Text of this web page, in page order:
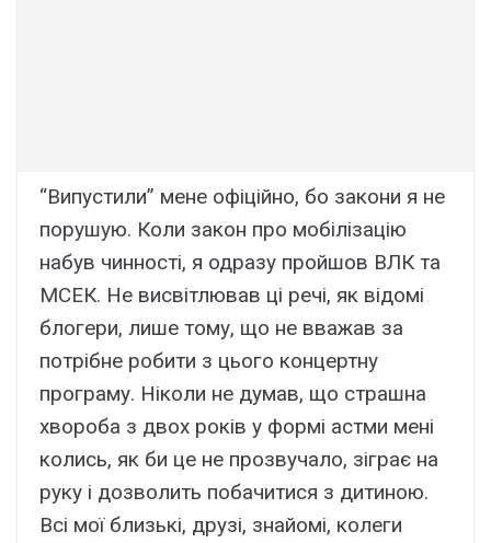
“Випустили” мене офіційно, бо закони я не
порушую. Коли закон про мобілізацію
набув чинності, я одразу пройшов ВЛК та
МСЕК. Не висвітлював ці речі, як відомі
блогери, лише тому, що не вважав за
потрібне робити з цього концертну
програму. Ніколи не думав, що страшна
хвороба з двох років у формі астми мені
колись, як би це не прозвучало, зіграє на
руку і дозволить побачитися з дитиною.
Всі мої близькі, друзі, знайомі, колеги